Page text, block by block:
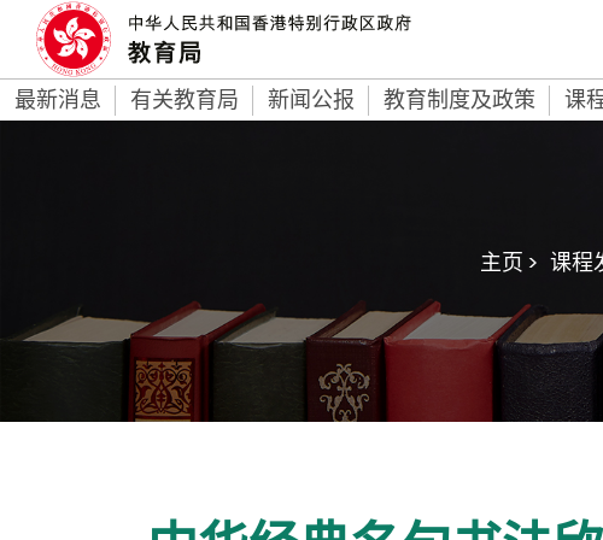
最新消息 有关教育局 新闻公报 教育制度及政策 课
主页 > 课程